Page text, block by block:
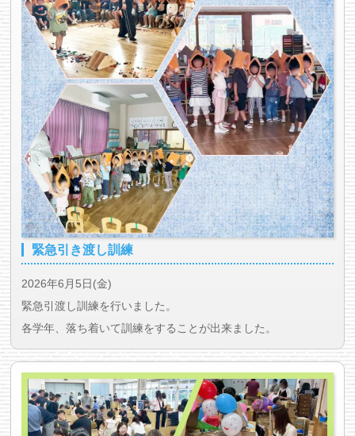
緊急引き渡し訓練
2026年6月5日(金)
緊急引渡し訓練を行いました。
各学年、落ち着いて訓練をすることが出来ました。